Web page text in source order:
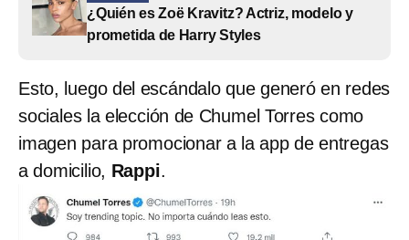
¿Quién es Zoë Kravitz? Actriz, modelo y
prometida de Harry Styles
Esto, luego del escándalo que generó en redes
sociales la elección de Chumel Torres como
imagen para promocionar a la app de entregas
a domicilio, Rappi.